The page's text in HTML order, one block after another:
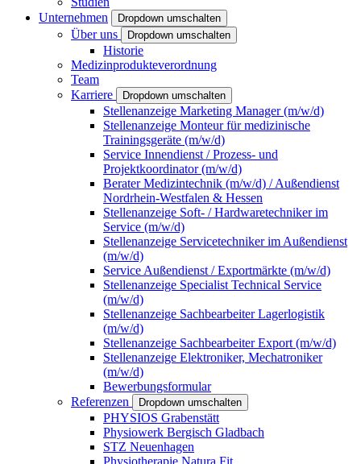
Unternehmen
Dropdown umschalten
Über uns Dropdown umschalten
Historie
Medizinprodukteverordnung
Team
Karriere
Dropdown umschalten
Stellenanzeige Marketing Manager (m/w/d)
Stellenanzeige Monteur für medizinische
Trainingsgeräte (m/w/d)
Service Innendienst / Prozess- und
Projektkoordinator (m/w/d)
Berater Medizintechnik (m/w/d) / Außendienst
Nordrhein-Westfalen & Hessen
Stellenanzeige Soft- / Hardwaretechniker im
Service (m/w/d)
Stellenanzeige Servicetechniker im Außendienst
(m/w/d)
Service Außendienst / Exportmärkte (m/w/d)
Stellenanzeige Specialist Technical Service
(m/w/d)
Stellenanzeige Sachbearbeiter Lagerlogistik
(m/w/d)
Stellenanzeige Sachbearbeiter Export (m/w/d)
Stellenanzeige Elektroniker, Mechatroniker
(m/w/d)
Bewerbungsformular
Referenzen
Dropdown umschalten
PHYSIOS Grabenstätt
Physiowerk Bergisch Gladbach
STZ Neuenhagen